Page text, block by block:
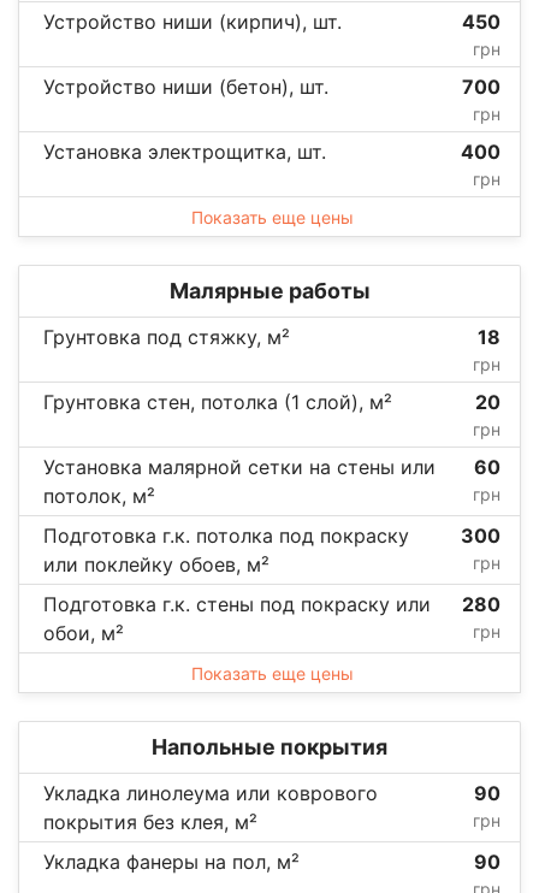
Устройство ниши (кирпич), шт. 450
грн
Устройство ниши (бетон), шт. 700
грн
Установка электрощитка, шт. 400
грн
Показать еще цены
Малярные работы
Грунтовка под стяжку, м² 18
грн
Грунтовка стен, потолка (1 слой), м² 20
грн
Установка малярной сетки на стены или
потолок, м²
60
грн
Подготовка г.к. потолка под покраску
или поклейку обоев, м²
300
грн
Подготовка г.к. стены под покраску или
обои, м²
280
грн
Показать еще цены
Напольные покрытия
Укладка линолеума или коврового
покрытия без клея, м²
90
грн
Укладка фанеры на пол, м² 90
грн